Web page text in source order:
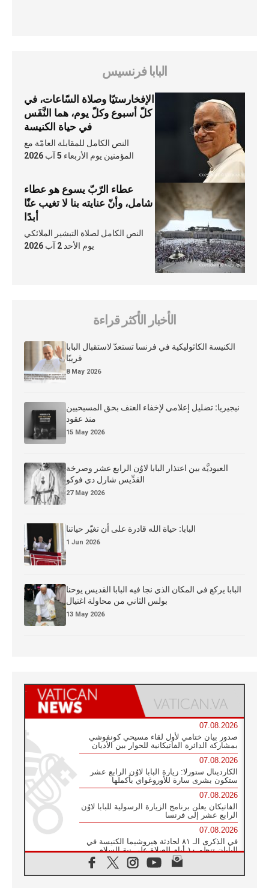
البابا فرنسيس
الإفخارستيّا وصلاة السّاعات، في
كلّ أسبوع وكلّ يوم، هما النَّفَس
في حياة الكنيسة
النص الكامل للمقابلة العامّة مع
المؤمنين يوم الأربعاء 5 آب 2026
عطاء الرّبّ يسوع هو عطاء
شامل، وأنّ عنايته بنا لا تغيب عنّا
أبدًا
النص الكامل لصلاة التبشير الملائكي
يوم الأحد 2 آب 2026
الأخبار الأكثر قراءة
الكنيسة الكاثوليكية في فرنسا تستعدّ لاستقبال البابا
قريبًا
8 May 2026
نيجيريا: تضليل إعلامي لإخفاء العنف بحق المسيحيين
منذ عقود
15 May 2026
العبوديَّة بين اعتذار البابا لاوُن الرابع عشر وصرخة
القدِّيس شارل دي فوكو
27 May 2026
البابا: حياة الله قادرة على أن تغيّر حياتنا
1 Jun 2026
البابا يركع في المكان الذي نجا فيه البابا القديس يوحنا
بولس الثاني من محاولة اغتيال
13 May 2026
07.08.2026
صدور بيان ختامي لأول لقاء مسيحي كونفوشي
بمشاركة الدائرة الفاتيكانية للحوار بين الأديان
07.08.2026
الكاردينال ستورلا: زيارة البابا لاوُن الرابع عشر
ستكون بشرى سارة للأوروغواي بأكملها
07.08.2026
الفاتيكان يعلن برنامج الزيارة الرسولية للبابا لاوُن
الرابع عشر إلى فرنسا
07.08.2026
في الذكرى الـ ٨١ لحادثة هيروشيما الكنيسة في
اليابان تنظم ١٠ أيام للصلاة على نية السلام
الكنيسة في الأوروغواي: زيارة البابا ستعزز